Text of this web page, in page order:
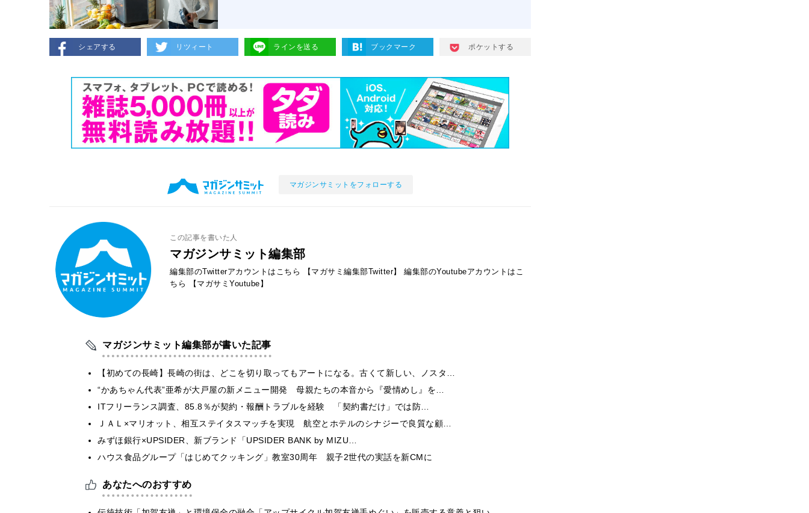
シェアする リツィート ラインを送る ブックマーク ポケットする
マガジンサミットをフォローする
この記事を書いた人
マガジンサミット編集部
編集部のTwitterアカウントはこちら 【マガサミ編集部Twitter】
編集部のYoutubeアカウントはこ
ちら
【マガサミYoutube】
マガジンサミット編集部が書いた記事
【初めての長崎】長崎の街は、どこを切り取ってもアートになる。古くて新しい、ノスタ…
“かあちゃん代表”亜希が大戸屋の新メニュー開発 母親たちの本音から『愛情めし』を…
ITフリーランス調査、85.8％が契約・報酬トラブルを経験 「契約書だけ」では防…
ＪＡＬ×マリオット、相互ステイタスマッチを実現 航空とホテルのシナジーで良質な顧…
みずほ銀行×UPSIDER、新ブランド「UPSIDER BANK by MIZU…
ハウス食品グループ「はじめてクッキング」教室30周年 親子2世代の実話を新CMに
あなたへのおすすめ